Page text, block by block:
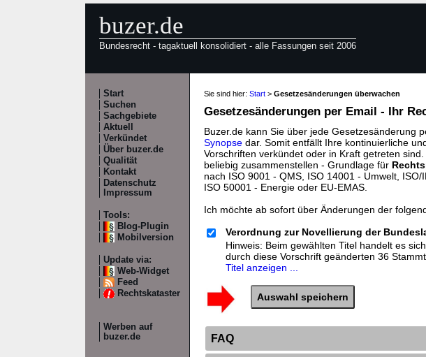
buzer.de
Bundesrecht - tagaktuell konsolidiert - alle Fassungen seit 2006
Start
Suchen
Sachgebiete
Aktuell
Verkündet
Über buzer.de
Qualität
Kontakt
Datenschutz
Impressum
Tools:
Blog-Plugin
Mobilversion
Update via:
Web-Widget
Feed
Rechtskataster
Werben auf
buzer.de
Sie sind hier: Start > Gesetzesänderungen überwachen
Gesetzesänderungen per Email - Ihr
Buzer.de kann Sie über jede Gesetzesänderung
Synopse dar. Somit entfällt Ihre kontinuierliche
Vorschriften verkündet oder in Kraft getreten
beliebig zusammenstellen - Grundlage für
nach ISO 9001 - QMS, ISO 14001 - Umwelt,
ISO 50001 - Energie oder EU-EMAS.
Ich möchte ab sofort über Änderungen der
Verordnung zur Novellierung der
Hinweis: Beim gewählten Titel handelt es
durch diese Vorschrift geänderten 36
Titel anzeigen ...
FAQ